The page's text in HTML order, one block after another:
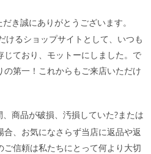
き誠にありがとうございます。
るショップサイトとして、いつも
ており、モットーにしました。で
第一！これからもご来店いただけ
商品が破損、汚損していた?または
、お気になさらず当店に返品や返
信頼は私たちにとって何より大切